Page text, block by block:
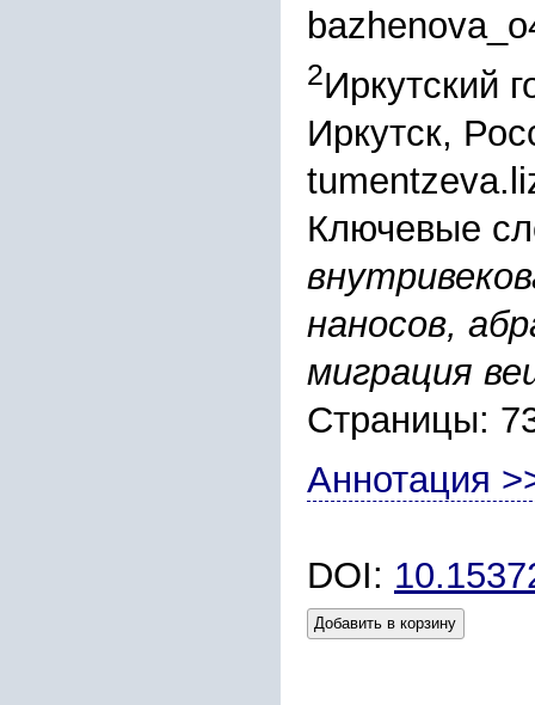
2Иркутский
Иркутск,
Ключевые
наносов,
миграция
Страницы:
Аннотация
DOI:
Добавить в корзину